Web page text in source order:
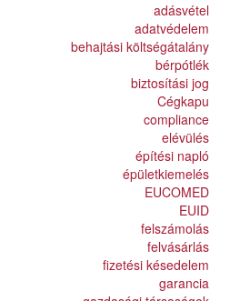
adásvétel
adatvédelem
behajtási költségátalány
bérpótlék
biztosítási jog
Cégkapu
compliance
elévülés
építési napló
épületkiemelés
EUCOMED
EUID
felszámolás
felvásárlás
fizetési késedelem
garancia